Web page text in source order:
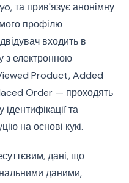
та прив'язує анонімну
профілю
входить в
з електронною
Product, Added
Order — проходять
та
на основі кукі.
дані, що
даними,